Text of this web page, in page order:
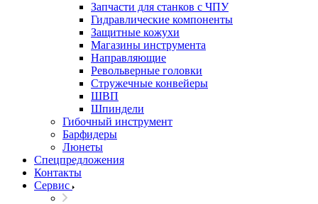
Запчасти для станков с ЧПУ
Гидравлические компоненты
Защитные кожухи
Магазины инструмента
Направляющие
Револьверные головки
Стружечные конвейеры
ШВП
Шпиндели
Гибочный инструмент
Барфидеры
Люнеты
Спецпредложения
Контакты
Сервис